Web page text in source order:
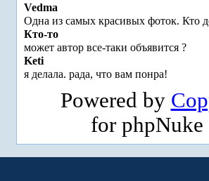
Vedma
Одна из самых красивых фоток. Кто
Кто-то
может автор все-таки объявится ?
Keti
я делала. рада, что вам понра!
Powered by
for